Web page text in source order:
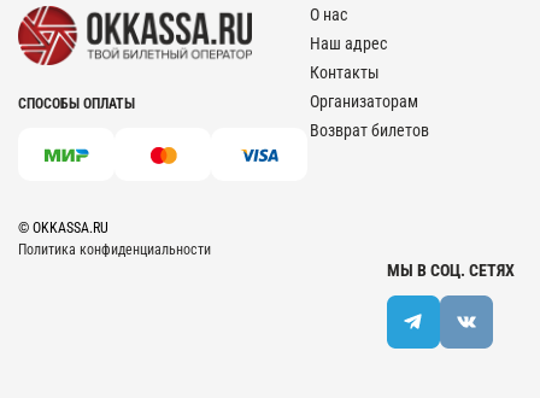
СПОСОБЫ ОПЛАТЫ
© OKKASSA.RU
Политика конфиденциальности
О нас
Наш адрес
Контакты
Организаторам
Возврат билетов
МЫ В СОЦ. СЕТЯХ